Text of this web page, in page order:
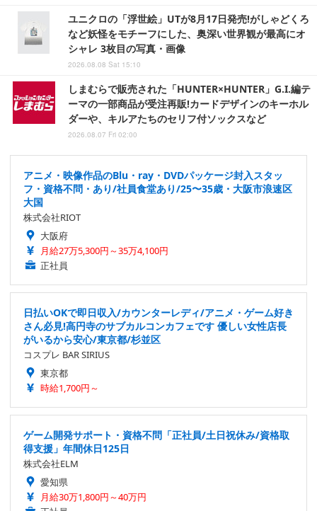
ユニクロの「浮世絵」UTが8月17日発売!がしゃどくろ
など妖怪をモチーフにした、奥深い世界観が最高にオ
シャレ 3枚目の写真・画像
2026.08.08 Sat 15:10
しまむらで販売された「HUNTER×HUNTER」G.I.編テ
ーマの一部商品が受注再販!カードデザインのキーホル
ダーや、キルアたちのセリフ付ソックスなど
2026.08.07 Fri 02:00
アニメ・映像作品のBlu・ray・DVDパッケージ封入スタッ
フ・資格不問・あり/社員食堂あり/25〜35歳・大阪市浪速区
大国
株式会社RIOT
大阪府
月給27万5,300円～35万4,100円
正社員
日払いOKで即日収入/カウンターレディ/アニメ・ゲーム好き
さん必見!高円寺のサブカルコンカフェです 優しい女性店長
がいるから安心/東京都/杉並区
コスプレ BAR SIRIUS
東京都
時給1,700円～
ゲーム開発サポート・資格不問「正社員/土日祝休み/資格取
得支援」年間休日125日
株式会社ELM
愛知県
月給30万1,800円～40万円